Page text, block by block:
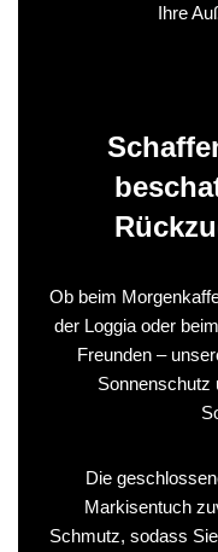
Ihre
Ob beim
der Loggia oder
Freunden –
Sonnenschutz
Die
Markisentuch
Schmutz, sodass